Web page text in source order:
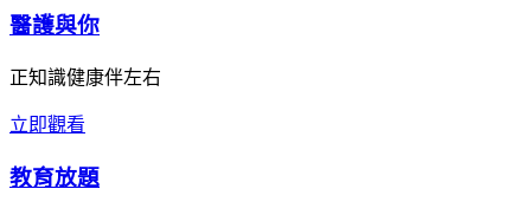
醫護與你
正知識健康伴左右
立即觀看
教育放題